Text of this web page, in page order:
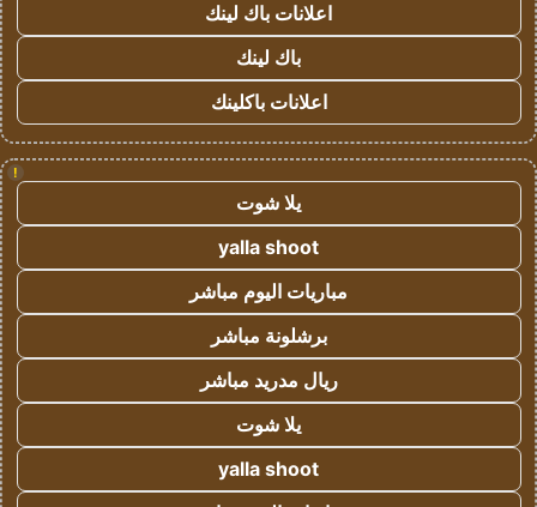
اعلانات باك لينك
باك لينك
اعلانات باكلينك
!
يلا شوت
yalla shoot
مباريات اليوم مباشر
برشلونة مباشر
ريال مدريد مباشر
يلا شوت
yalla shoot